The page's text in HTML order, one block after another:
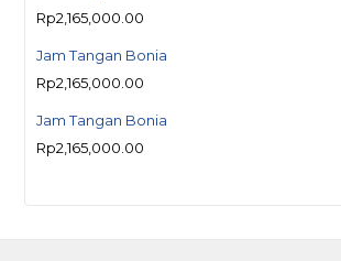
Rp2,165,000.00
Jam Tangan Bonia
Rp2,165,000.00
Jam Tangan Bonia
Rp2,165,000.00